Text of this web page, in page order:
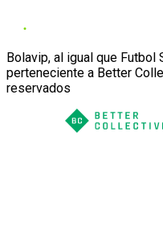
Bolavip, al igual que Futbol
perteneciente a Better
reservados